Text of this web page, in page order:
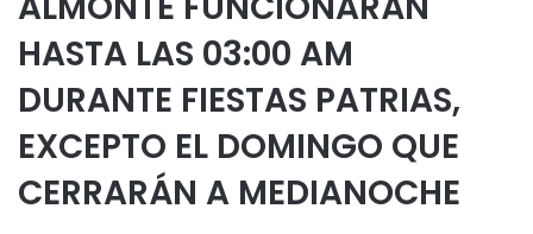
HASTA LAS 03:00 AM
DURANTE FIESTAS PATRIAS,
EXCEPTO EL DOMINGO QUE
CERRARÁN A MEDIANOCHE